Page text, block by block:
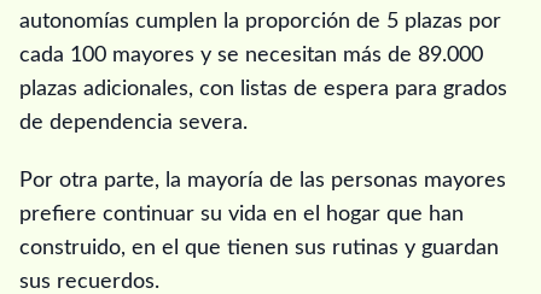
autonomías cumplen la proporción de 5 plazas por
cada 100 mayores y se necesitan más de 89.000
plazas adicionales, con listas de espera para grados
de dependencia severa.
Por otra parte, la mayoría de las personas mayores
prefiere continuar su vida en el hogar que han
construido, en el que tienen sus rutinas y guardan
sus recuerdos.